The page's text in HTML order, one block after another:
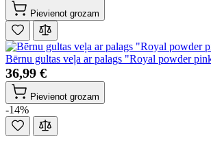
Pievienot grozam
Bērnu gultas veļa ar palags "Royal powder
36,99 €
Pievienot grozam
-14%